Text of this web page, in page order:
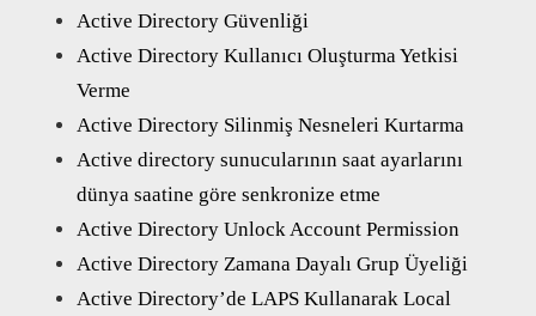
Active Directory Güvenliği
Active Directory Kullanıcı Oluşturma Yetkisi
Verme
Active Directory Silinmiş Nesneleri Kurtarma
Active directory sunucularının saat ayarlarını
dünya saatine göre senkronize etme
Active Directory Unlock Account Permission
Active Directory Zamana Dayalı Grup Üyeliği
Active Directory’de LAPS Kullanarak Local